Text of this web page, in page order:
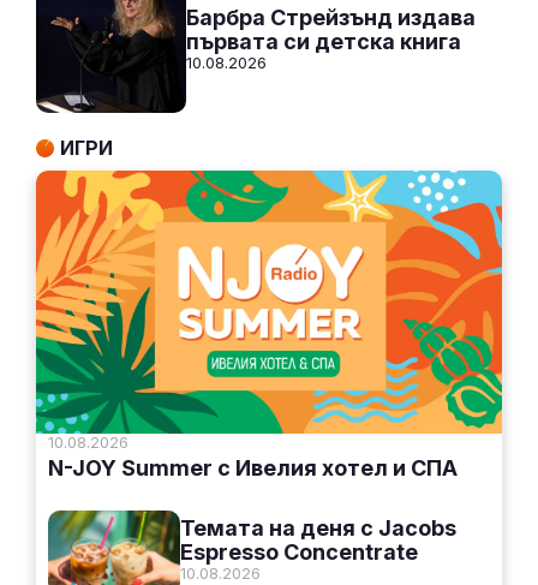
Барбра Стрейзънд издава
първата си детска книга
10.08.2026
ИГРИ
10.08.2026
N-JOY Summer с Ивелия хотел и СПА
10.08.2026
Темата на деня с Jacobs
Espresso Concentrate